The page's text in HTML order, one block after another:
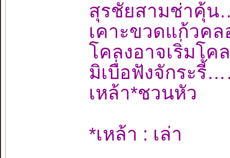
สุรชัยสามช่าคุ้
เคาะขวดแก้วค
โคลงอาจเริ่มโ
มิเบื่อฟังจักระ
เหล้า*ชวนหัว
*เหล้า : เล่า